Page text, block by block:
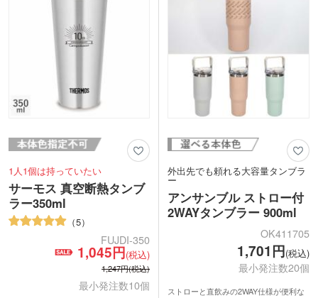
1人1個は持っていたい
サーモス 真空断熱タンブ
ラー350ml
5
FUJDI-350
1,045円(税込)
1,247円(税込)
最小発注数10個
外出先でも頼れる大容量タンブラ
ー
アンサンブル ストロー付
2WAYタンブラー 900ml
OK411705
1,701円(税込)
最小発注数20個
ストローと直飲みの2WAY仕様が便利な